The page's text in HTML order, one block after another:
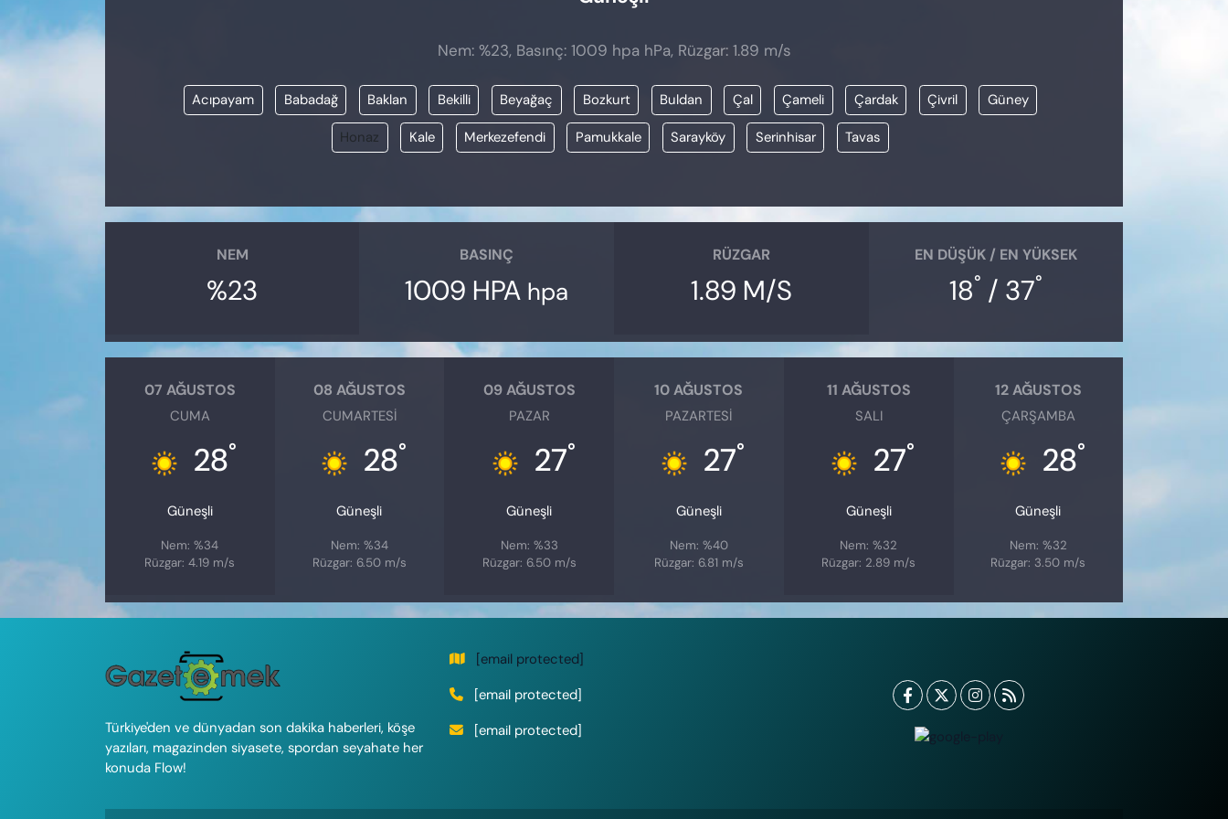
Nem: %23, Basınç: 1009 hpa hPa, Rüzgar: 1.89 m/s
Acıpayam Babadağ Baklan Bekilli Beyağaç Bozkurt Buldan Çal Çameli Çardak Çivril Güney
Honaz Kale Merkezefendi Pamukkale Sarayköy Serinhisar Tavas
NEM
%23
BASINÇ
1009 HPA hpa
RÜZGAR
1.89 M/S
EN DÜŞÜK / EN YÜKSEK
18° / 37°
07 AĞUSTOS
CUMA
28°
Güneşli
Nem: %34
Rüzgar: 4.19 m/s
08 AĞUSTOS
CUMARTESI
28°
Güneşli
Nem: %34
Rüzgar: 6.50 m/s
09 AĞUSTOS
PAZAR
27°
Güneşli
Nem: %33
Rüzgar: 6.50 m/s
10 AĞUSTOS
PAZARTESI
27°
Güneşli
Nem: %40
Rüzgar: 6.81 m/s
11 AĞUSTOS
SALI
27°
Güneşli
Nem: %32
Rüzgar: 2.89 m/s
12 AĞUSTOS
ÇARŞAMBA
28°
Güneşli
Nem: %32
Rüzgar: 3.50 m/s
Türkiye'den ve dünyadan son dakika haberleri, köşe
yazıları, magazinden siyasete, spordan seyahate her
konuda Flow!
[email protected]
[email protected]
[email protected]
VAN VE DİYARBAKIR HABERLERİ